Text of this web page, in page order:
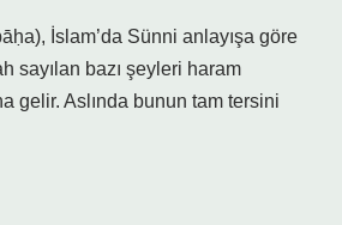
İslam’da Sünni anlayışa göre
sayılan bazı şeyleri haram
gelir. Aslında bunun tam tersini